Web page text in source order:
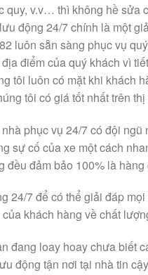
quy, v.v… thì không hề
động 24/7 chính là một
luôn sẵn sàng phục vụ
điểm của quý khách vì
tôi luôn có mặt khi khách
tôi có giá tốt nhất trên
phục vụ 24/7 có đội
sự cố của xe một cách
đảm bảo 100% là
24/7 để có thể giải đáp
khách hàng về chất
đang loay hoay chưa
động tận nơi tại nhà tin